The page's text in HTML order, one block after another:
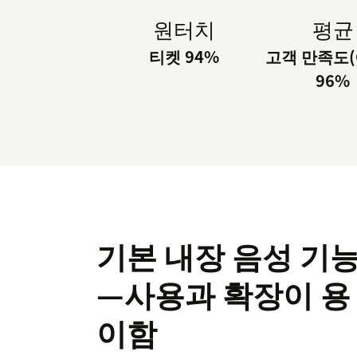
원터치
티켓 94%
평균
고객 만족도
96%
기본 내장 음성 기
—사용과 확장이 용
이함